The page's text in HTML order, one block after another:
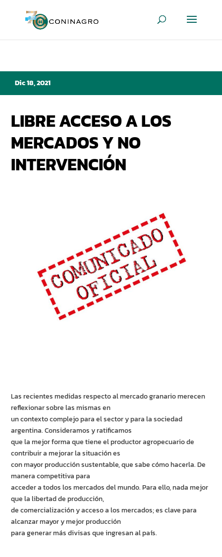
Dic 18, 2021
LIBRE ACCESO A LOS
MERCADOS Y NO
INTERVENCIÓN
Las recientes medidas respecto al mercado granario merecen
reflexionar sobre las mismas en
un contexto complejo para el sector y para la sociedad
argentina. Consideramos y ratificamos
que la mejor forma que tiene el productor agropecuario de
contribuir a mejorar la situación es
con mayor producción sustentable, que sabe cómo hacerla. De
manera competitiva para
acceder a todos los mercados del mundo. Para ello, nada mejor
que la libertad de producción,
de comercialización y acceso a los mercados; es clave para
alcanzar mayor y mejor producción
para generar más divisas que ingresan al país.